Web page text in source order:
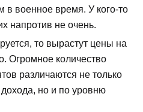
в военное время. У кого-то
напротив не очень.
то вырастут цены на
Огромное количество
различаются не только
но и по уровню